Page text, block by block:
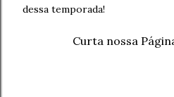
dessa temporada!
Curta nossa